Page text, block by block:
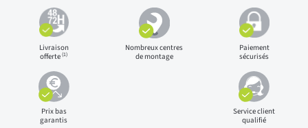
Livraison
offerte(1)
Nombreux centres
de montage
Paiement
sécurisés
Prix bas
garantis
Service client
qualifié